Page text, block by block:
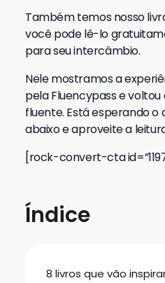
Também temos nosso
você pode lê-lo
para seu intercâmbio.
Nele mostramos a
pela Fluencypass e voltou
fluente. Está esperando o
abaixo e aproveite a
[rock-convert-cta
Índice
8 livros que vão